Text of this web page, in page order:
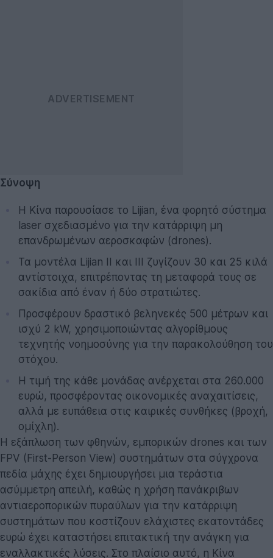
Σύνοψη
Η Κίνα παρουσίασε το Lijian, ένα φορητό σύστημα
laser σχεδιασμένο για την κατάρριψη μη
επανδρωμένων αεροσκαφών (drones).
Τα μοντέλα Lijian II και III ζυγίζουν 30 και 25 κιλά
αντίστοιχα, επιτρέποντας τη μεταφορά τους σε
σακίδια από έναν ή δύο στρατιώτες.
Προσφέρουν δραστικό βεληνεκές 500 μέτρων και
ισχύ 2 kW, χρησιμοποιώντας αλγορίθμους
τεχνητής νοημοσύνης για την παρακολούθηση του
στόχου.
Η τιμή της κάθε μονάδας ανέρχεται στα 260.000
ευρώ, προσφέροντας οικονομικές αναχαιτίσεις,
αλλά με ευπάθεια στις καιρικές συνθήκες (βροχή,
ομίχλη).
Η εξάπλωση των φθηνών, εμπορικών drones και των
FPV (First-Person View) συστημάτων στα σύγχρονα
πεδία μάχης έχει δημιουργήσει μια τεράστια
ασύμμετρη απειλή, καθώς η χρήση πανάκριβων
αντιαεροπορικών πυραύλων για την κατάρριψη
συστημάτων που κοστίζουν ελάχιστες εκατοντάδες
ευρώ έχει καταστήσει επιτακτική την ανάγκη για
εναλλακτικές λύσεις. Στο πλαίσιο αυτό, η Κίνα